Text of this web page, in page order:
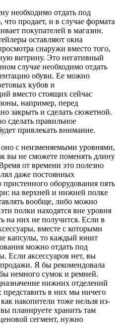
необходимо отдать под
продает, и в случае формата
покупателей в магазин.
оставляют окна
снаружи вместо того,
витрину. Это негативный
случае необходимо отдать
обуви. Ее можно
кубов и
вместо стоящих сейчас
например, перед
закрыть и сделать сюжетной.
сделать правильное
привлекать внимание.
с неизменяемыми уровнями,
вы не сможете поменять длину
от времени это полезно
даже постоянных
оборудования пять
на верхней и нижней полке
вообще, либо можно
полки находятся вне уровня
на них не получится. Если в
вместе с которыми
капсулы, то каждый юнит
можно отдать под
Если аксессуаров нет, вы
Я бы рекомендовала
немного сумок и ремней.
нижних отделений
представить в них мы ничего
накопители тоже нельзя из-
планируете хранить там
сегмент, нужно